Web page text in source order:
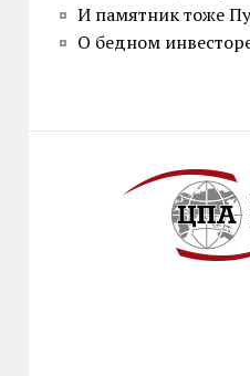
И памятник тоже
О бедном